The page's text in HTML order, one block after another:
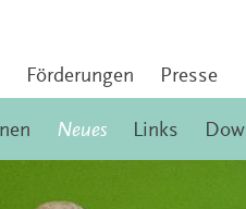
Förderungen Presse
Neues Links